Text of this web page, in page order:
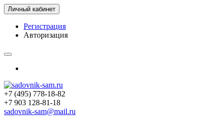
Личный кабинет
Регистрация
Авторизация
+7 (495) 778-18-82
+7 903 128-81-18
sadovnik-sam@mail.ru